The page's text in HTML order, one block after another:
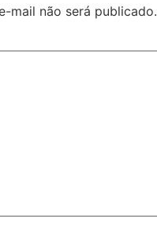
mail não será publicado.